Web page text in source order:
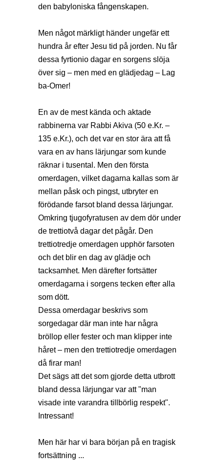
den babyloniska fångenskapen.
Men något märkligt händer ungefär ett
hundra år efter Jesu tid på jorden. Nu får
dessa fyrtionio dagar en sorgens slöja
över sig – men med en glädjedag – Lag
ba-Omer!
En av de mest kända och aktade
rabbinerna var Rabbi Akiva (50 e.Kr. –
135 e.Kr.), och det var en stor ära att få
vara en av hans lärjungar som kunde
räknar i tusental. Men den första
omerdagen, vilket dagarna kallas som är
mellan påsk och pingst, utbryter en
förödande farsot bland dessa lärjungar.
Omkring tjugofyratusen av dem dör under
de trettiotvå dagar det pågår. Den
trettiotredje omerdagen upphör farsoten
och det blir en dag av glädje och
tacksamhet. Men därefter fortsätter
omerdagarna i sorgens tecken efter alla
som dött.
Dessa omerdagar beskrivs som
sorgedagar där man inte har några
bröllop eller fester och man klipper inte
håret – men den trettiotredje omerdagen
då firar man!
Det sägs att det som gjorde detta utbrott
bland dessa lärjungar var att "man
visade inte varandra tillbörlig respekt".
Intressant!
Men här har vi bara början på en tragisk
fortsättning ...